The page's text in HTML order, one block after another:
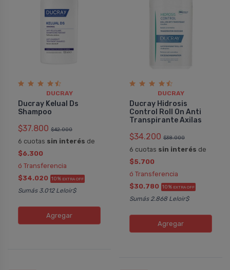
Ducray Kelual Ds Shampoo
Recomiendo al 100%. Es el único
producto con el que puedo tratar bien
la dermatitis seborreica, las otras
más descamación.
COMPRAR
DUCRAY
Pedido #
Carol
Ducray Kelual
Anticaspa
Excelente
para el control
agradable. Muy
COMPRAR
DUCRAY
Ducray Kelual Ds
Shampoo
$37.800 $42.000
6 cuotas sin interés de
$6.300
ó Transferencia
$34.020 10% EXTRA OFF
Sumás 3.012 Leloir$
Agregar
DUCRAY
Ducray Hidrosis
Control Roll On Anti
Transpirante Axilas
$34.200 $38.000
6 cuotas sin interés de
$5.700
ó Transferencia
$30.780 10% EXTRA OFF
Sumás 2.868 Leloir$
Agregar